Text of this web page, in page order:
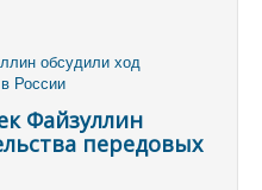
Файзуллин
передовых